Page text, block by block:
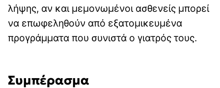
λήψης, αν και μεμονωμένοι ασθενείς μπορεί
να επωφεληθούν από εξατομικευμένα
προγράμματα που συνιστά ο γιατρός τους.
Συμπέρασμα